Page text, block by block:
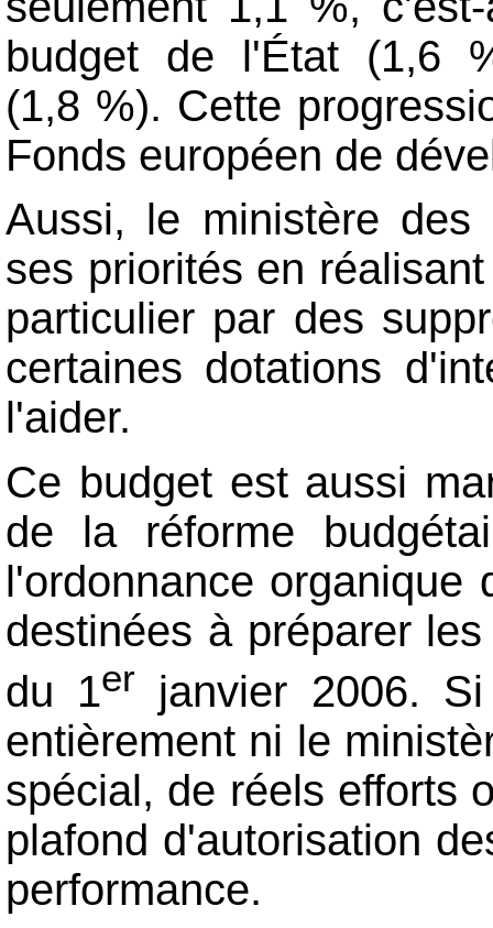
budget de l'État (1,6
(1,8 %). Cette
Fonds européen de
Aussi, le ministère des
ses priorités en
particulier par des
certaines dotations
l'aider.
Ce budget est aussi
de la réforme
l'ordonnance organique
destinées à préparer
du 1er janvier 2006.
entièrement ni le
spécial, de réels efforts
plafond d'autorisation
performance.